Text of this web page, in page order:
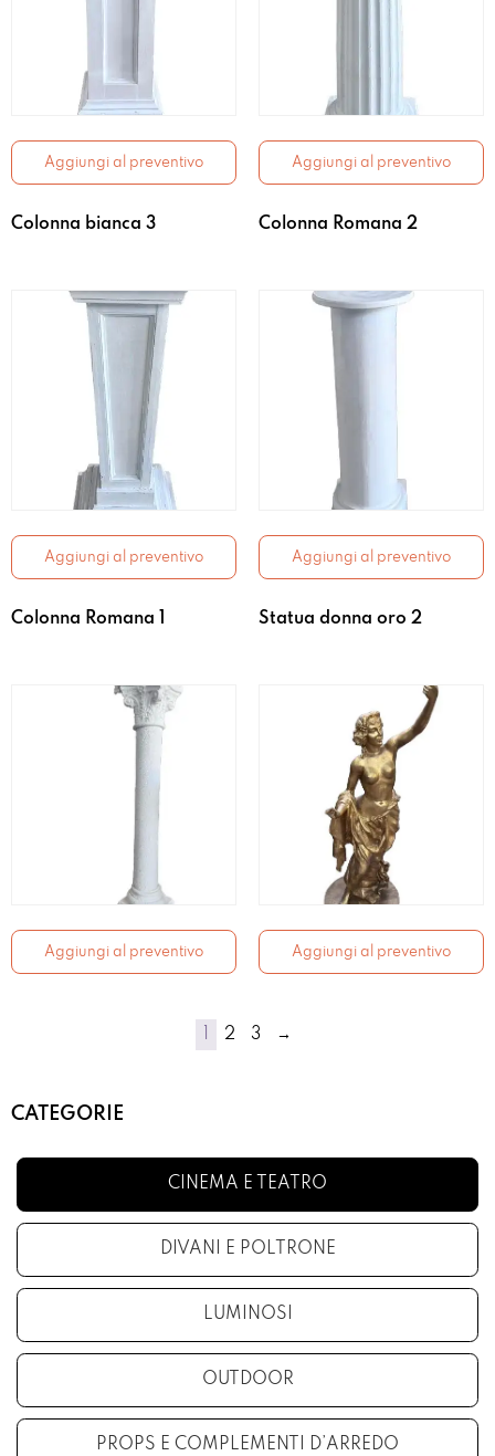
Aggiungi al preventivo Aggiungi al preventivo
Colonna bianca 3
Aggiungi al preventivo
Colonna Romana 2
Aggiungi al preventivo
Colonna Romana 1
Aggiungi al preventivo
Statua donna oro 2
Aggiungi al preventivo
1 2 3 →
CATEGORIE
CINEMA E TEATRO
DIVANI E POLTRONE
LUMINOSI
OUTDOOR
PROPS E COMPLEMENTI D’ARREDO